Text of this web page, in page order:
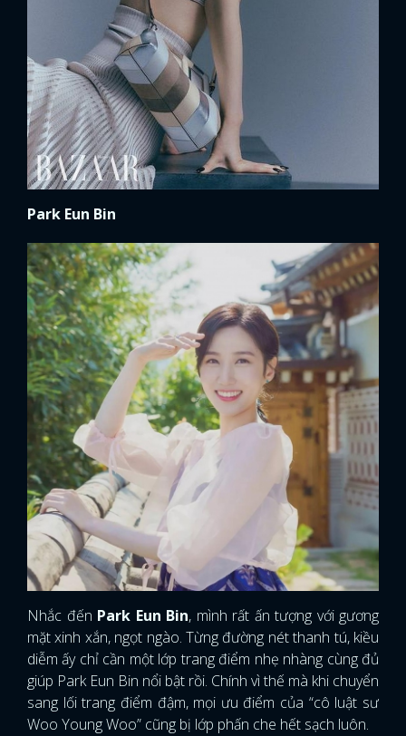
Park Eun Bin
Nhắc đến Park Eun Bin, mình rất ấn tượng với gương
mặt xinh xắn, ngọt ngào. Từng đường nét thanh tú, kiều
diễm ấy chỉ cần một lớp trang điểm nhẹ nhàng cùng đủ
giúp Park Eun Bin nổi bật rồi. Chính vì thế mà khi chuyển
sang lối trang điểm đậm, mọi ưu điểm của “cô luật sư
Woo Young Woo” cũng bị lớp phấn che hết sạch luôn.